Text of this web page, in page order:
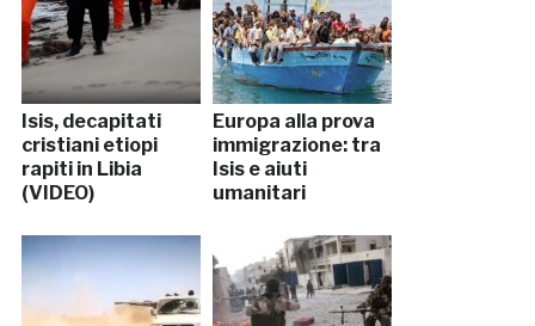
Isis, decapitati
cristiani etiopi
rapiti in Libia
(VIDEO)
Europa alla prova
immigrazione: tra
Isis e aiuti
umanitari